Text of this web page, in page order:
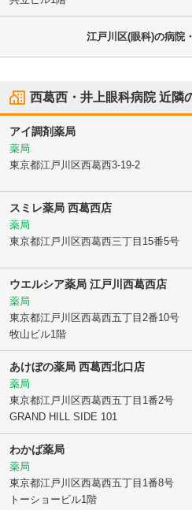
江戸川区(眼科)の病院
西葛西・井上眼科病院近隣
アイ調剤薬局
薬局
東京都江戸川区西葛西3-19-2
スミレ薬局 西葛西店
薬局
東京都江戸川区西葛西三丁目15番5号
ウエルシア薬局 江戸川西葛西店
薬局
東京都江戸川区西葛西五丁目2番10号
牧山ビル1階
あけぼの薬局 西葛西北口店
薬局
東京都江戸川区西葛西五丁目1番2号
GRAND HILL SIDE 101
わかば薬局
薬局
東京都江戸川区西葛西五丁目1番8号
トーショービル1階